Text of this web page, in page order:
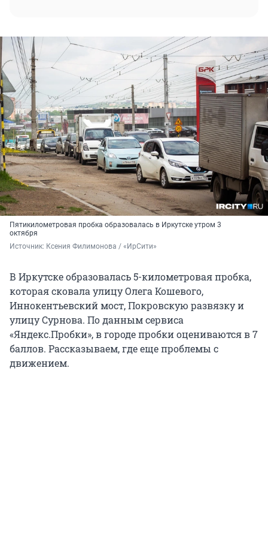
Пятикилометровая пробка образовалась в Иркутске утром 3
октября
Источник: Ксения Филимонова / «ИрСити»
В Иркутске образовалась 5-километровая пробка,
которая сковала улицу Олега Кошевого,
Иннокентьевский мост, Покровскую развязку и
улицу Сурнова. По данным сервиса
«Яндекс.Пробки», в городе пробки оцениваются в 7
баллов. Рассказываем, где еще проблемы с
движением.